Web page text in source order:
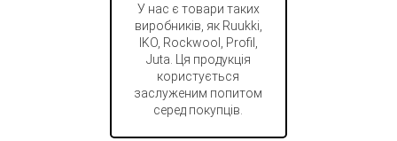
У нас є товари таких
виробників, як Ruukki,
IKO, Rockwool, Profil,
Juta. Ця продукція
користується
заслуженим попитом
серед покупців.